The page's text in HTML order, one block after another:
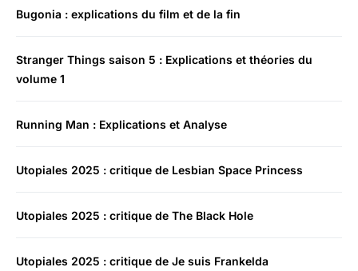
Bugonia : explications du film et de la fin
Stranger Things saison 5 : Explications et théories du
volume 1
Running Man : Explications et Analyse
Utopiales 2025 : critique de Lesbian Space Princess
Utopiales 2025 : critique de The Black Hole
Utopiales 2025 : critique de Je suis Frankelda